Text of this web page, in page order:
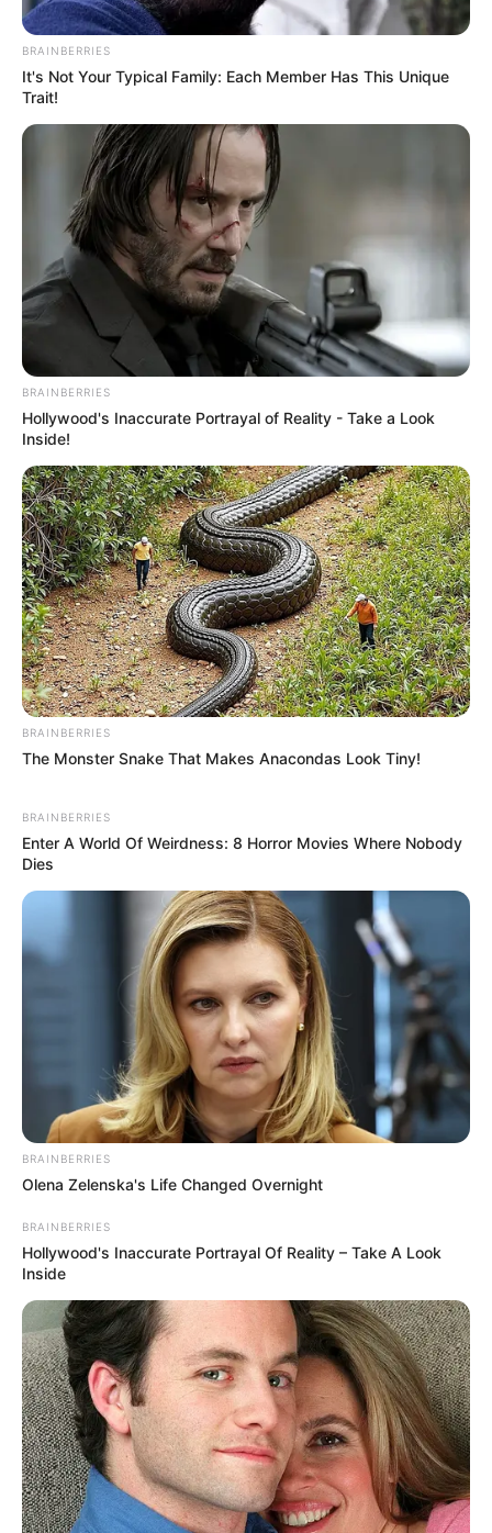
Serem! 9 Chat Ojek Online &
Pelanggan Ini Bikin Auto
Merinding
Bikin Ngakak, 10 Potret
Cosplay Murah Pakai Bahan
Seadanya
Anti Mainstream, 10 Cara
Membawa Barang Belanjaan
Versi Warga Thailand
Langka Banget! 10 Pose Lucu
Katak yang Bikin Ketawa
Ambyar! 10 Kalimat Baper
Pakai Bahasa Jawa Ini Bikin
Galau Abis
BRAINBERRIES
It's Not Your Typical Family: Each Member Has This Unique
Trait!
BRAINBERRIES
Hollywood's Inaccurate Portrayal of Reality - Take a Look
Inside!
BRAINBERRIES
The Monster Snake That Makes Anacondas Look Tiny!
BRAINBERRIES
Enter A World Of Weirdness: 8 Horror Movies Where Nobody
Dies
BRAINBERRIES
Olena Zelenska's Life Changed Overnight
BRAINBERRIES
Hollywood's Inaccurate Portrayal Of Reality – Take A Look
Inside